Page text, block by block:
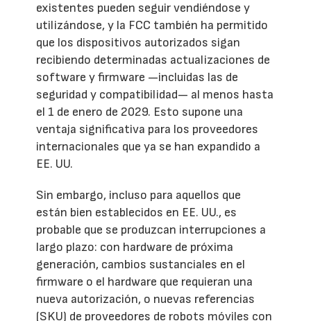
existentes pueden seguir vendiéndose y
utilizándose, y la FCC también ha permitido
que los dispositivos autorizados sigan
recibiendo determinadas actualizaciones de
software y firmware —incluidas las de
seguridad y compatibilidad— al menos hasta
el 1 de enero de 2029. Esto supone una
ventaja significativa para los proveedores
internacionales que ya se han expandido a
EE. UU.
Sin embargo, incluso para aquellos que
están bien establecidos en EE. UU., es
probable que se produzcan interrupciones a
largo plazo: con hardware de próxima
generación, cambios sustanciales en el
firmware o el hardware que requieran una
nueva autorización, o nuevas referencias
(SKU) de proveedores de robots móviles con